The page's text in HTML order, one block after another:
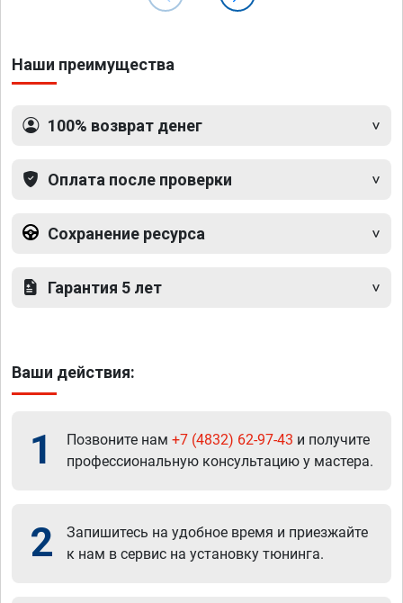
Наши преимущества
100% возврат денег
Оплата после проверки
Сохранение ресурса
Гарантия 5 лет
Ваши действия:
1 Позвоните нам +7 (4832) 62-97-43 и получите
профессиональную консультацию у мастера.
2
Запишитесь на удобное время и приезжайте
к нам в сервис на установку тюнинга.